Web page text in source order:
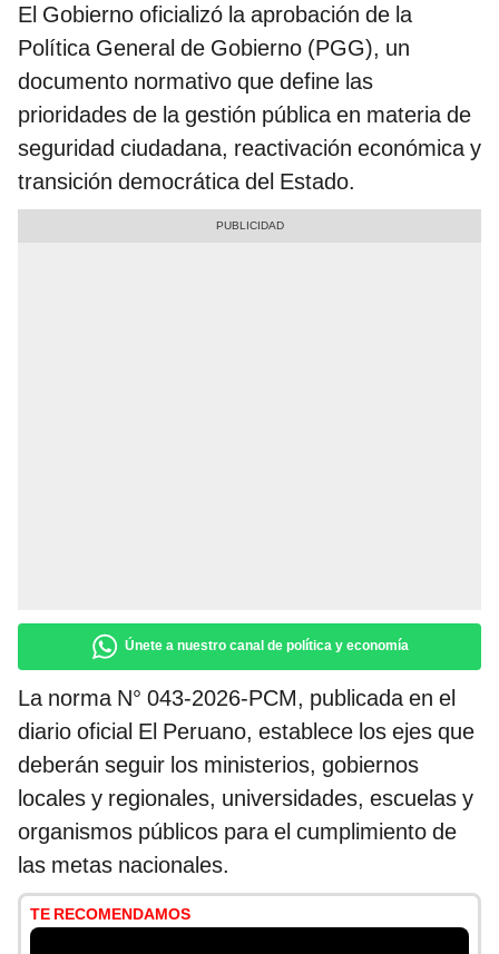
El Gobierno oficializó la aprobación de la
Política General de Gobierno (PGG), un
documento normativo que define las
prioridades de la gestión pública en materia de
seguridad ciudadana, reactivación económica y
transición democrática del Estado.
Únete a nuestro canal de política y economía
La norma N° 043-2026-PCM, publicada en el
diario oficial El Peruano, establece los ejes que
deberán seguir los ministerios, gobiernos
locales y regionales, universidades, escuelas y
organismos públicos para el cumplimiento de
las metas nacionales.
TE RECOMENDAMOS